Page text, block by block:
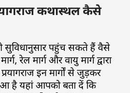
कथास्थल कैसे
पहुंच सकते हैं वैसे
रेल मार्ग और वायु मार्ग द्वारा
इन मार्गों से जुड़कर
है यहां आपको बता दें कि